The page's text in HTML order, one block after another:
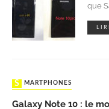
que
SMARTPHONES
Galaxy Note 10 : le